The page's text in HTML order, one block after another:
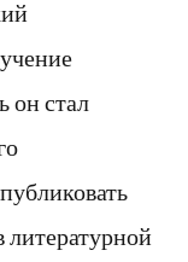
он стал
литературной